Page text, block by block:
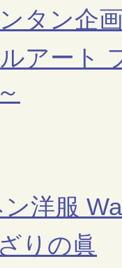
タン企
アート
洋服
りの眞